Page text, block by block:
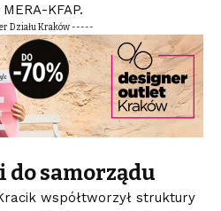
KFAP.
Działu Kraków -----
do samorządu
współtworzył struktury